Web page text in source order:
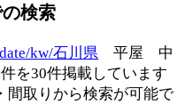
検索
kw/石川県 平屋 中
を30件掲載しています
間取りから検索が可能で